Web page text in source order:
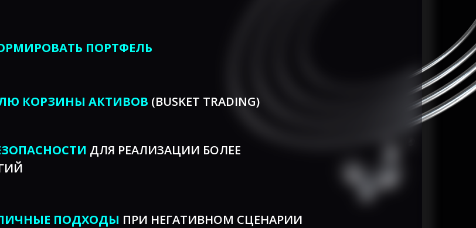
КОРЗИНЫ АКТИВОВ (BUSKET TRADING)
ПОРТФЕЛЬ
ПОДХОДЫ ПРИ НЕГАТИВНОМ СЦЕНАРИИ
ДЛЯ РЕАЛИЗАЦИИ БОЛЕЕ